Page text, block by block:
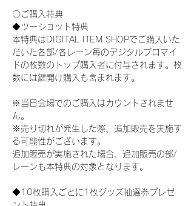
〇ご購入特典
◆ツーショット特典
本特典はDIGITAL ITEM SHOPでご購入いた
だいた各部/各レーン毎のデジタルブロマイ
ドの枚数のトップ購入者に付与されます。枚
数には鍵開け購入も含まれます。
※当日会場でのご購入はカウントされませ
ん。
※売り切れが発生した際、追加販売を実施す
る可能性がございます。
追加販売が実施された場合、追加販売の部/
レーンも本特典の対象となります。
◆10枚購入ごとに1枚グッズ抽選券プレゼ